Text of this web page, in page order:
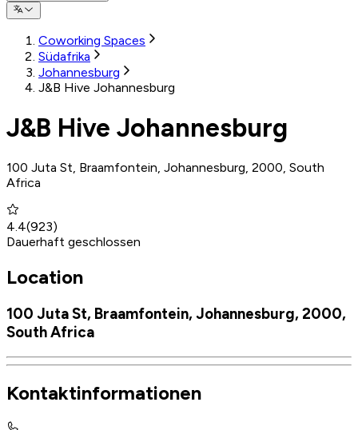
Coworking Spaces
Südafrika
Johannesburg
J&B Hive Johannesburg
J&B Hive Johannesburg
100 Juta St, Braamfontein, Johannesburg, 2000, South
Africa
4.4(923)
Dauerhaft geschlossen
Location
100 Juta St, Braamfontein, Johannesburg, 2000,
South Africa
Kontaktinformationen